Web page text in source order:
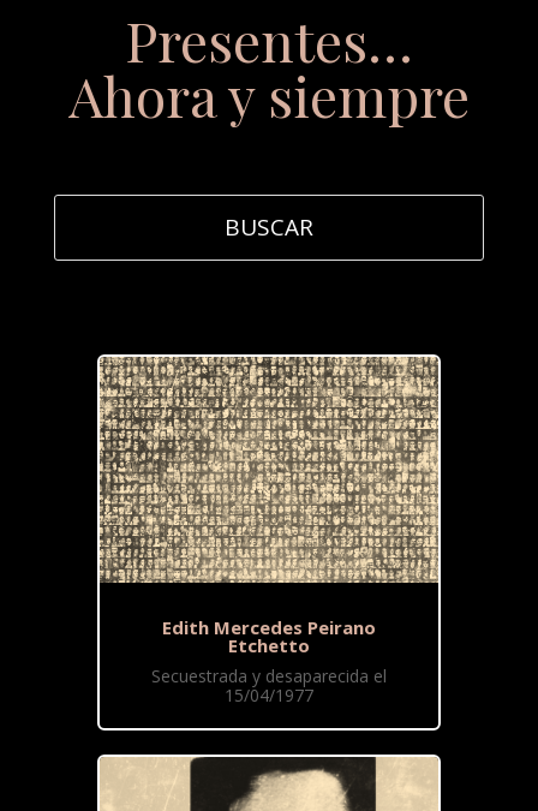
Presentes…
Ahora y siempre
Edith Mercedes Peirano
Etchetto
Secuestrada y desaparecida el
15/04/1977